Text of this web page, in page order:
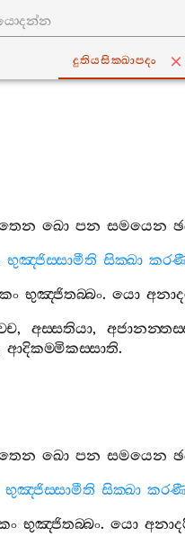
දුතියසික‍්ඛාපදං
ඛො පන සමයෙන
භුඤ‍්ජිස‍්සාමීති සික‍්ඛා
භුඤ‍්ජිතබ‍්බං. යො
, අස‍්සතියා,
ආදිකම‍්මිකස‍්සාති.
ඛො පන සමයෙන
භුඤ‍්ජිස‍්සාමීති සික‍්ඛා
භුඤ‍්ජිතබ‍්බං. යො